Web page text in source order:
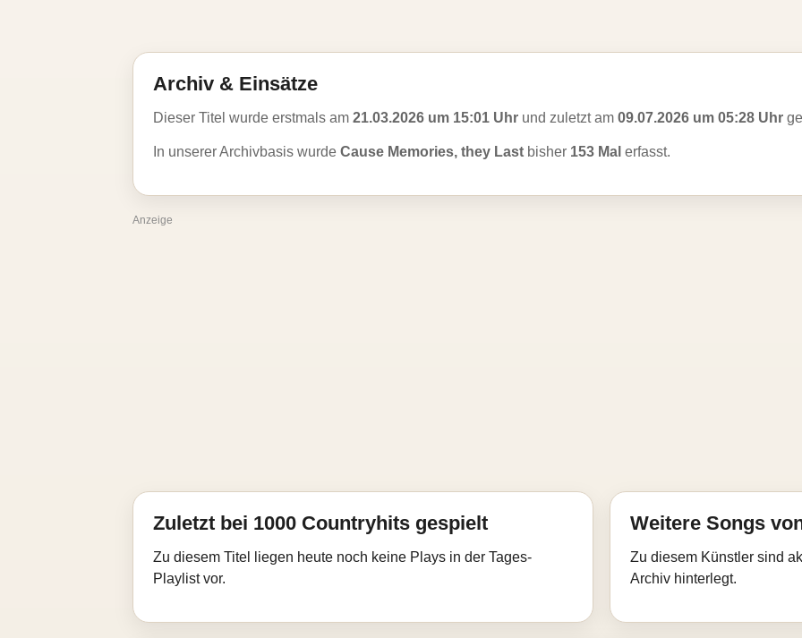
Archiv & Einsätze
Dieser Titel wurde erstmals am 21.03.2026 um 15:01 Uhr und zuletzt am 09.07.2026 um 05:28 Uhr
In unserer Archivbasis wurde Cause Memories, they Last bisher 153 Mal erfasst.
Anzeige
Zuletzt bei 1000 Countryhits gespielt
Zu diesem Titel liegen heute noch keine Plays in der Tages-
Playlist vor.
Weitere Songs
Zu diesem Künstler sind
Archiv hinterlegt.